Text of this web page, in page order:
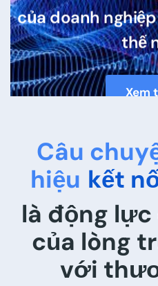
của doanh
thế
Xem
Câu
hiệu kết
là động
của lòng
với